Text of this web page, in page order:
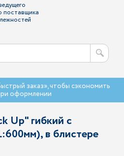
поставщика
заказ», чтобы сэкономить
оформлении
Up" гибкий с
в блистере